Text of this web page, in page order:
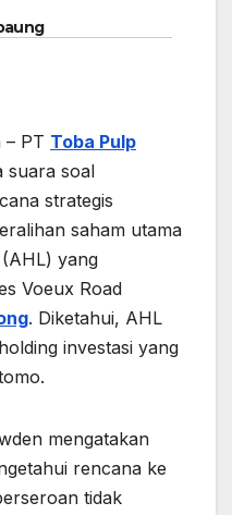
– PT Toba Pulp
suara soal
strategis
saham utama
yang
Voeux Road
. Diketahui, AHL
investasi yang
mengatakan
rencana ke
tidak